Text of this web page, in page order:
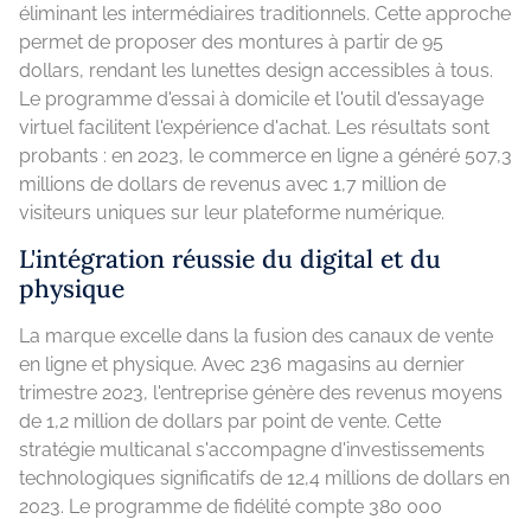
éliminant les intermédiaires traditionnels. Cette approche
permet de proposer des montures à partir de 95
dollars, rendant les lunettes design accessibles à tous.
Le programme d'essai à domicile et l'outil d'essayage
virtuel facilitent l'expérience d'achat. Les résultats sont
probants : en 2023, le commerce en ligne a généré 507,3
millions de dollars de revenus avec 1,7 million de
visiteurs uniques sur leur plateforme numérique.
L'intégration réussie du digital et du
physique
La marque excelle dans la fusion des canaux de vente
en ligne et physique. Avec 236 magasins au dernier
trimestre 2023, l'entreprise génère des revenus moyens
de 1,2 million de dollars par point de vente. Cette
stratégie multicanal s'accompagne d'investissements
technologiques significatifs de 12,4 millions de dollars en
2023. Le programme de fidélité compte 380 000